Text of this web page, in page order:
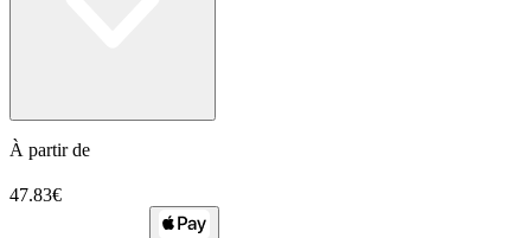
À partir de
47.83€